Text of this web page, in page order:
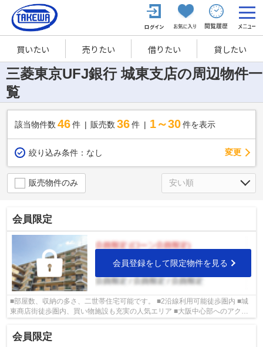
買いたい 売りたい 借りたい 貸したい
三菱東京UFJ銀行 城東支店の周辺物件一
覧
該当物件数 46件 販売数 36 件 1～30 件を表示
絞り込み条件： なし 変更
販売物件のみ
会員限定
会員登録をして限定物件を見る
■部屋数、収納の多さ、二世帯住宅可能です。 ■2沿線利用可能徒歩圏内 ■城
東商店街徒歩圏内、買い物施設も充実の人気エリア ■大阪中心部へのアクセ
会員限定